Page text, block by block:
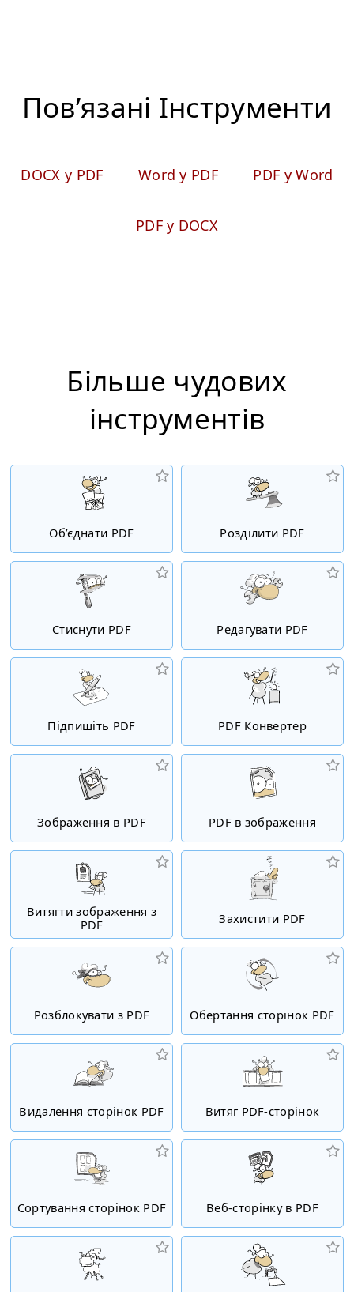
Пов’язані Iнструменти
DOCX у PDF Word у PDF PDF у Word
PDF у DOCX
Більше чудових
інструментiв
Об’єднати PDF Розділити PDF
Стиснути PDF Редагувати PDF
Підпишіть PDF PDF Конвертер
Зображення в PDF PDF в зображення
Витягти зображення з
PDF
Захистити PDF
Розблокувати з PDF Обертання сторінок PDF
Видалення сторінок PDF Витяг PDF-сторінок
Сортування сторінок PDF Веб-сторінку в PDF